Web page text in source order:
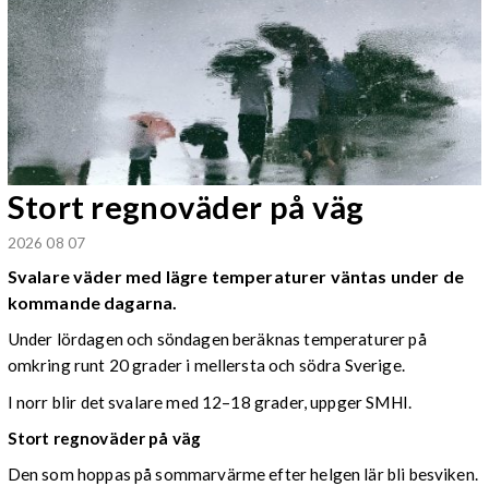
Stort regnoväder på väg
2026 08 07
Svalare väder med lägre temperaturer väntas under de
kommande dagarna.
Under lördagen och söndagen beräknas temperaturer på
omkring runt 20 grader i mellersta och södra Sverige.
I norr blir det svalare med 12–18 grader, uppger SMHI.
Stort regnoväder på väg
Den som hoppas på sommarvärme efter helgen lär bli besviken.